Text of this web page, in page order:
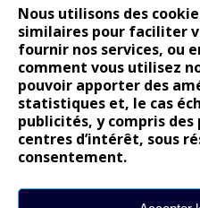
Nous utilisons des
similaires pour faciliter
fournir nos services, ou
comment vous utilisez
pouvoir apporter des
statistiques et, le cas
publicités, y compris des
centres d’intérêt, sous
consentement.
14 juillet : nouveau film de
Renault Espace : voyage,
Peugeot E-208 GTi : naissance
COMMENTAIRES RÉCENTS
Bernard DardartdansDacia
Alpine A290 :